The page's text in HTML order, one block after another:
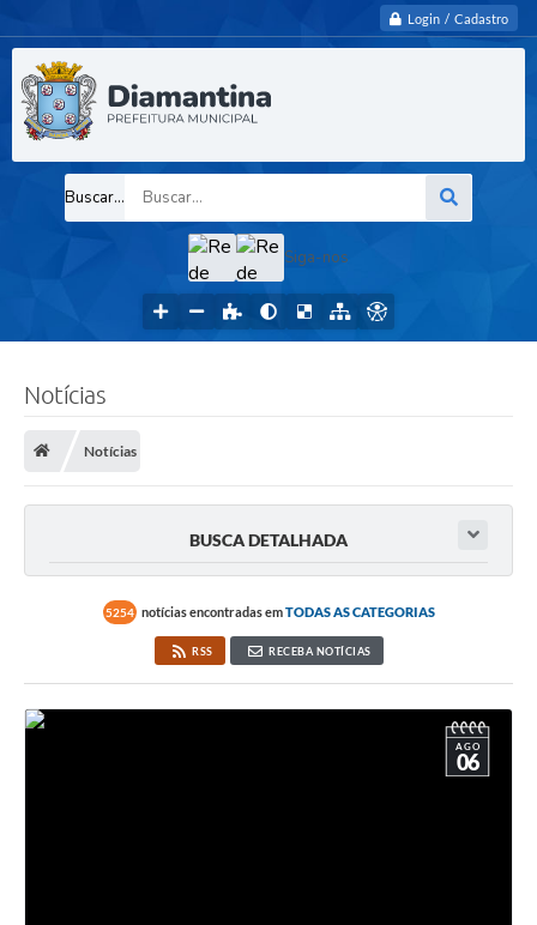
Login / Cadastro
Buscar...
Siga-nos
Notícias
Notícias
BUSCA DETALHADA
5254 notícias encontradas emTODAS AS CATEGORIAS
RSS RECEBA NOTÍCIAS
AGO
06